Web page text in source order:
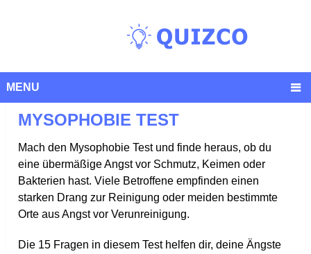
MENU
MYSOPHOBIE TEST
Mach den Mysophobie Test und finde heraus, ob du
eine übermäßige Angst vor Schmutz, Keimen oder
Bakterien hast. Viele Betroffene empfinden einen
starken Drang zur Reinigung oder meiden bestimmte
Orte aus Angst vor Verunreinigung.
Die 15 Fragen in diesem Test helfen dir, deine Ängste